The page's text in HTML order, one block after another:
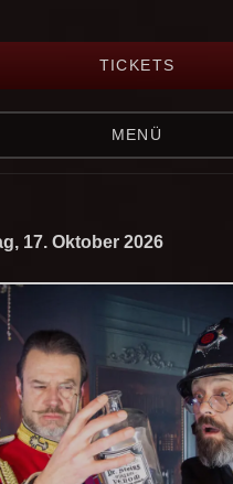
TICKETS
MENÜ
17. Oktober 2026